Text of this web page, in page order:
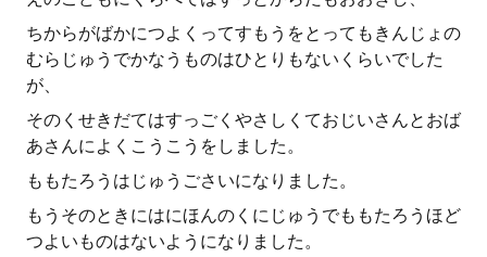
ちからがばかにつよくってすもうをとってもきんじょの
むらじゅうでかなうものはひとりもないくらいでした
が、
そのくせきだてはすっごくやさしくておじいさんとおば
あさんによくこうこうをしました。
ももたろうはじゅうごさいになりました。
もうそのときにはにほんのくにじゅうでももたろうほど
つよいものはないようになりました。